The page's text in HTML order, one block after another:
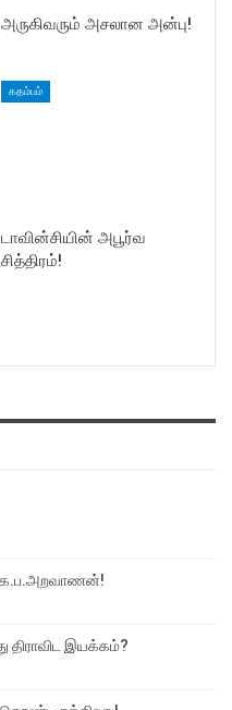
அருகிவரும் அசலான அன்பு!
கதம்பம்
டாவின்சியின் அபூர்வ
சித்திரம்!
க.ப.அறவாணன்!
திராவிட இயக்கம்?